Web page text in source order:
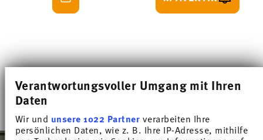
Verantwortungsvoller Umgang mit Ihren
Daten
Wir und unsere 1022 Partnerverarbeiten Ihre
persönlichen Daten, wie z. B. Ihre IP-Adresse, mithilfe
Vous avez vu 2 des 2 produits